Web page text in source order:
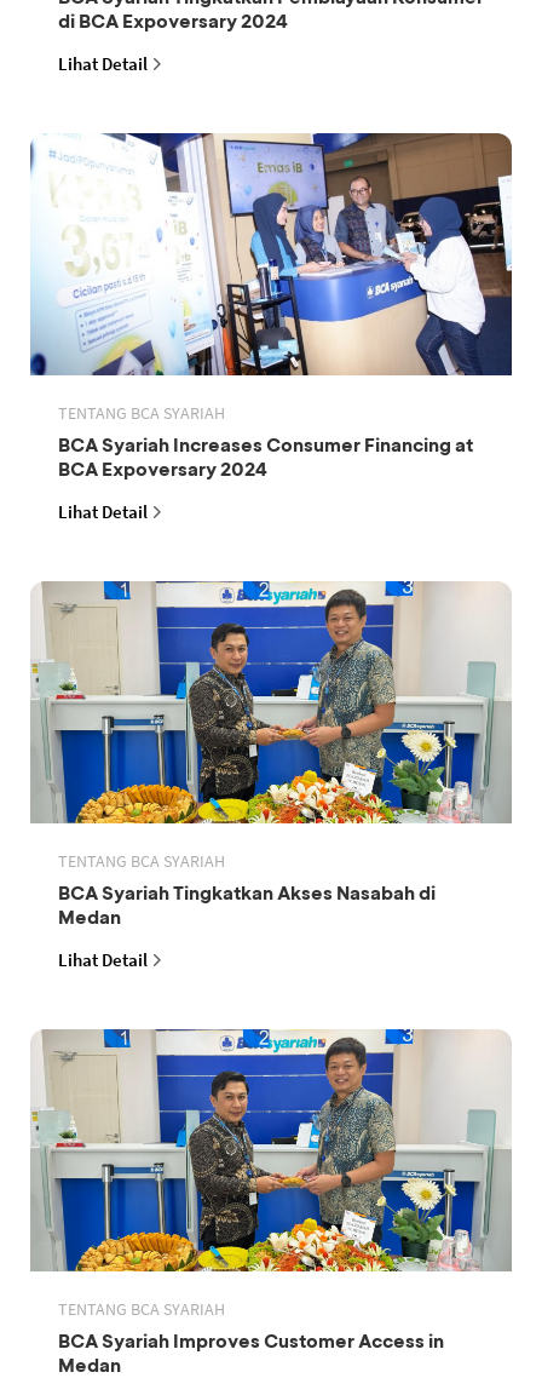
di BCA Expoversary 2024
Lihat Detail
TENTANG BCA SYARIAH
BCA Syariah Increases Consumer Financing at
BCA Expoversary 2024
Lihat Detail
TENTANG BCA SYARIAH
BCA Syariah Tingkatkan Akses Nasabah di
Medan
Lihat Detail
TENTANG BCA SYARIAH
BCA Syariah Improves Customer Access in
Medan